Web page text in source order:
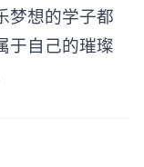
梦想的学子都
于自己的璀璨